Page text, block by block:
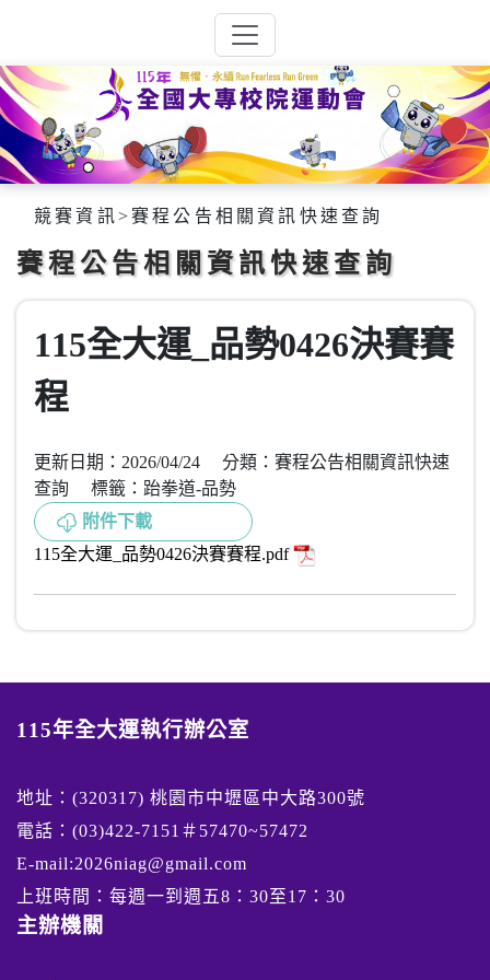
競賽資訊>賽程公告相關資訊快速查詢
賽程公告相關資訊快速查詢
115全大運_品勢0426決賽賽
程
更新日期：2026/04/24 分類：賽程公告相關資訊快速
查詢 標籤：跆拳道-品勢
附件下載
115全大運_品勢0426決賽賽程.pdf
115年全大運執行辦公室
地址：(320317) 桃園市中壢區中大路300號
電話：(03)422-7151＃57470~57472
E-mail:2026niag@gmail.com
上班時間：每週一到週五8：30至17：30
主辦機關